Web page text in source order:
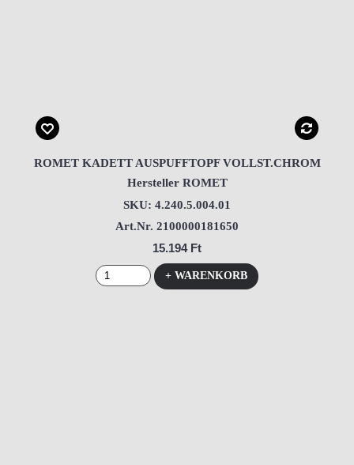
ROMET KADETT AUSPUFFTOPF VOLLST.CHROM
Hersteller ROMET
SKU: 4.240.5.004.01
Art.Nr. 2100000181650
15.194 Ft
+ WARENKORB